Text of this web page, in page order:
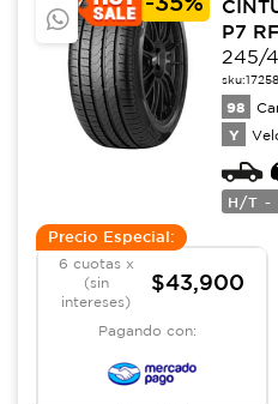
P7
245/
sku:17258
98
Y
H/T -
Precio Especial:
6 cuotas x
(sin
intereses)
$43,900
Pagando con: